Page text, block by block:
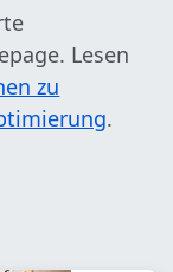
Lesen
zu
.